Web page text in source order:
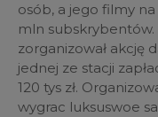
osób, a jego filmy
mln
zorganizował akcję
jednej ze stacji
120 tys zł.
wygrac luksuswoe